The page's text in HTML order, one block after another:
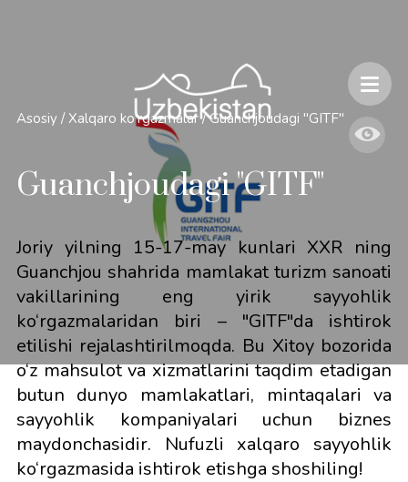
Asosiy / Xalqaro ko'rgazmalar / Guanchjoudagi "GITF"
Guanchjoudagi "GITF"
Joriy yilning 15-17-may kunlari XXR ning
Guanchjou shahrida mamlakat turizm sanoati
vakillarining eng yirik sayyohlik
ko‘rgazmalaridan biri – "GITF"da ishtirok
etilishi rejalashtirilmoqda. Bu Xitoy bozorida
o‘z mahsulot va xizmatlarini taqdim etadigan
butun dunyo mamlakatlari, mintaqalari va
sayyohlik kompaniyalari uchun biznes
maydonchasidir. Nufuzli xalqaro sayyohlik
ko‘rgazmasida ishtirok etishga shoshiling!